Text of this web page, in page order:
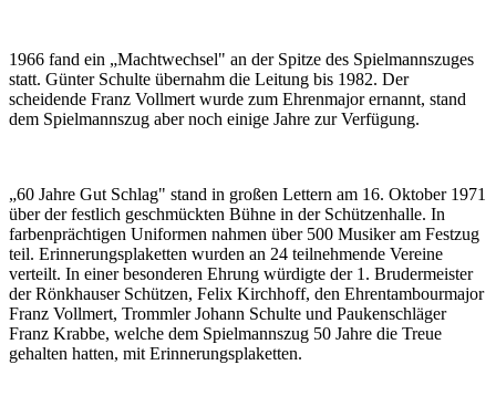
1966 fand ein „Machtwechsel" an der Spitze des Spielmannszuges
statt. Günter Schulte übernahm die Leitung bis 1982. Der
scheidende Franz Vollmert wurde zum Ehrenmajor ernannt, stand
dem Spielmannszug aber noch einige Jahre zur Verfügung.
„60 Jahre Gut Schlag" stand in großen Lettern am 16. Oktober 1971
über der festlich geschmückten Bühne in der Schützenhalle. In
farbenprächtigen Uniformen nahmen über 500 Musiker am Festzug
teil. Erinnerungsplaketten wurden an 24 teilnehmende Vereine
verteilt. In einer besonderen Ehrung würdigte der 1. Brudermeister
der Rönkhauser Schützen, Felix Kirchhoff, den Ehrentambourmajor
Franz Vollmert, Trommler Johann Schulte und Paukenschläger
Franz Krabbe, welche dem Spielmannszug 50 Jahre die Treue
gehalten hatten, mit Erinnerungsplaketten.